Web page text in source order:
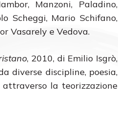
Manzoni, Paladino,
Scheggi, Mario Schifano,
Vasarely e Vedova.
, 2010, di Emilio Isgrò,
diverse discipline, poesia,
la teorizzazione